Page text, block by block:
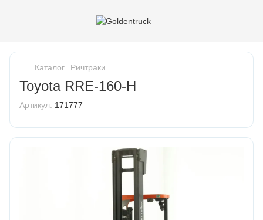
Каталог Ричтраки
Toyota RRE-160-H
Артикул: 171777